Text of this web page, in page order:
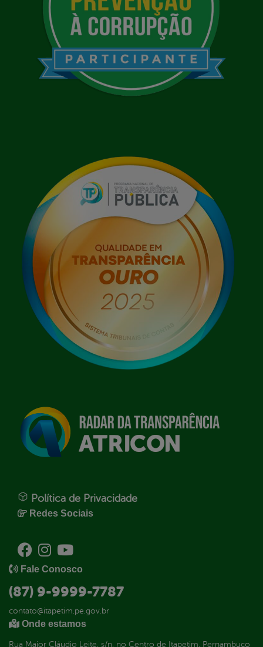
Política de Privacidade
Redes Sociais
Fale Conosco
(87) 9-9999-7787
contato@itapetim.pe.gov.br
Onde estamos
Rua Major Cláudio Leite, s/n, no Centro de Itapetim, Pernambuco